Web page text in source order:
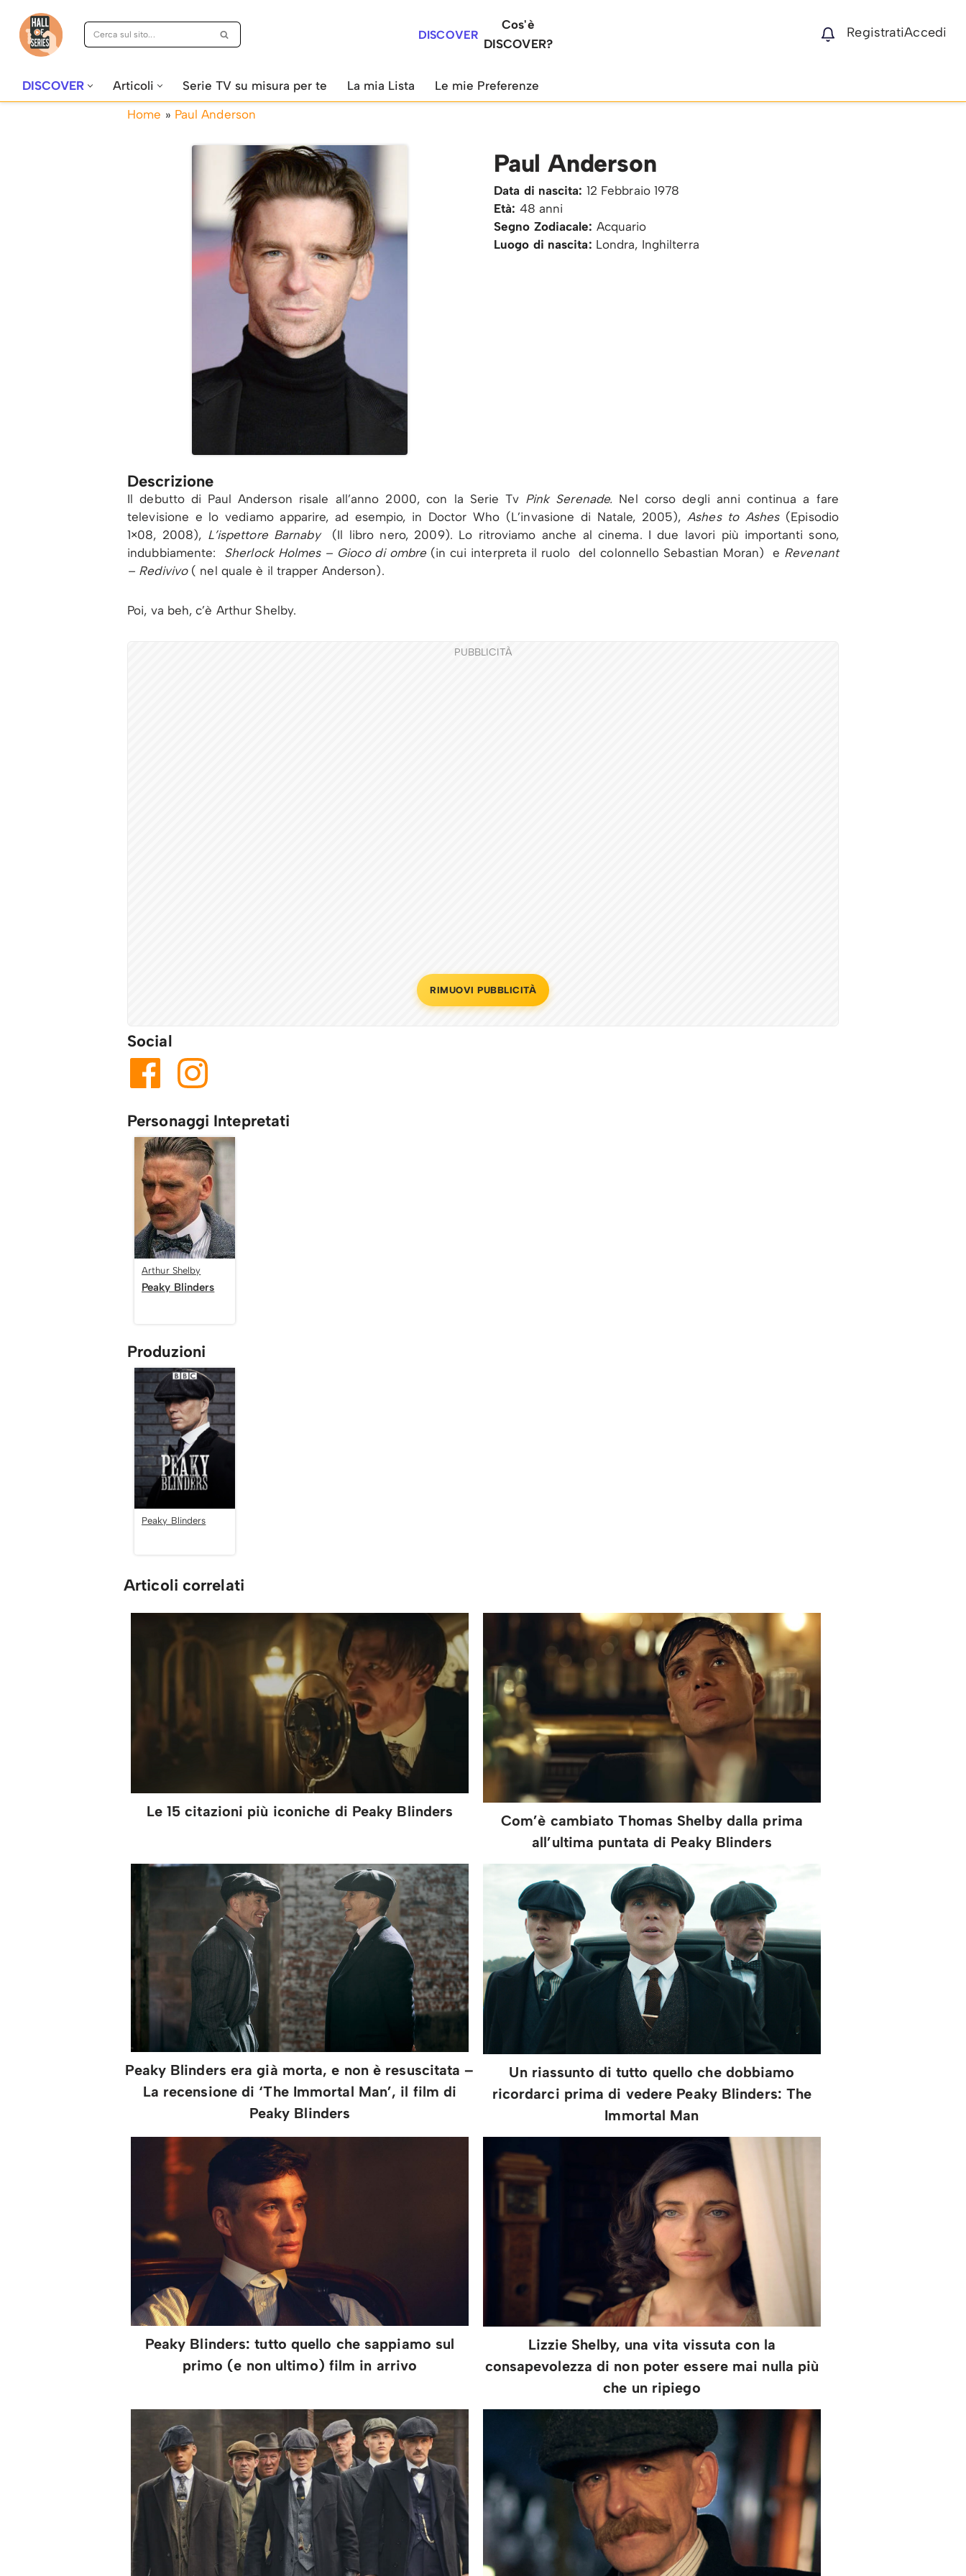
Vai
DISCOVER
Cos'è
DISCOVER?
RegistratiAccedi
DISCOVER Articoli Serie TV su misura per te La mia Lista
Le mie Preferenze
Home » Paul Anderson
Paul Anderson
Data di nascita: 12 Febbraio 1978
Età: 48 anni
Segno Zodiacale: Acquario
Luogo di nascita: Londra, Inghilterra
Descrizione
Il debutto di Paul Anderson risale all’anno 2000, con la Serie Tv Pink Serenade. Nel corso degli anni continua a fare
televisione e lo vediamo apparire, ad esempio, in Doctor Who (L’invasione di Natale, 2005),Ashes to Ashes (Episodio
1×08, 2008), L’ispettore Barnaby(Il libro nero, 2009). Lo ritroviamo anche al cinema. I due lavori più importanti sono,
indubbiamente: Sherlock Holmes – Gioco di ombre (in cui interpreta il ruolo del colonnello Sebastian Moran) e Revenant
– Redivivo ( nel quale è il trapper Anderson).
Poi, va beh, c’è Arthur Shelby.
PUBBLICITÀ
RIMUOVI PUBBLICITÀ
Social
Personaggi Intepretati
Arthur Shelby
Peaky Blinders
Produzioni
Peaky Blinders
Articoli correlati
Le 15 citazioni più iconiche di Peaky Blinders
Com’è cambiato Thomas Shelby dalla prima
all’ultima puntata di Peaky Blinders
Peaky Blinders era già morta, e non è resuscitata –
La recensione di ‘The Immortal Man’, il film di
Peaky Blinders
Un riassunto di tutto quello che dobbiamo
ricordarci prima di vedere Peaky Blinders: The
Immortal Man
Peaky Blinders: tutto quello che sappiamo sul
primo (e non ultimo) film in arrivo
Lizzie Shelby, una vita vissuta con la
consapevolezza di non poter essere mai nulla più
che un ripiego